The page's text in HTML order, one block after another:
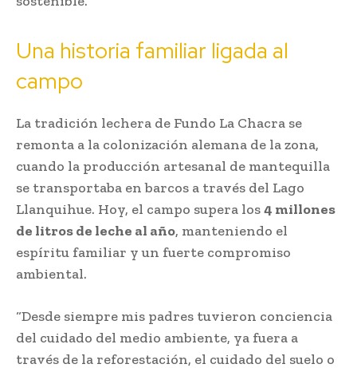
Una historia familiar ligada al
campo
La tradición lechera de Fundo La Chacra se
remonta a la colonización alemana de la zona,
cuando la producción artesanal de mantequilla
se transportaba en barcos a través del Lago
Llanquihue. Hoy, el campo supera los4 millones
de litros de leche al año, manteniendo el
espíritu familiar y un fuerte compromiso
ambiental.
“Desde siempre mis padres tuvieron conciencia
del cuidado del medio ambiente, ya fuera a
través de la reforestación, el cuidado del suelo o